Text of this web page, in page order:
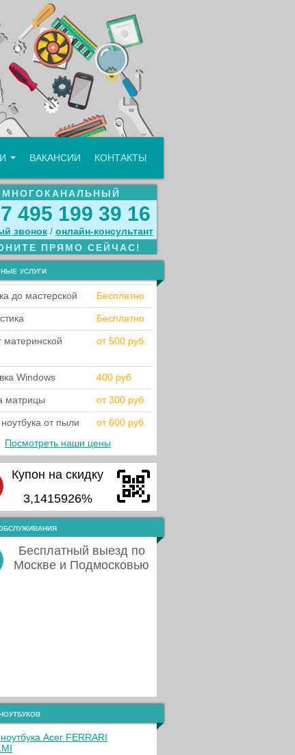
ВАКАНСИИ КОНТАКТЫ
МНОГОКАНАЛЬНЫЙ
495 199 39 16
звонок / онлайн‑консультант
ПРЯМО СЕЙЧАС!
услуги
до мастерской Бесплатно
Бесплатно
материнской
от 500 руб.
Windows 400 руб.
матрицы от 300 руб.
от пыли
от 600 руб.
Посмотреть наши цены
Купон на скидку
3,1415926%
Бесплатный выезд по
Москве и Подмосковью
Acer FERRARI